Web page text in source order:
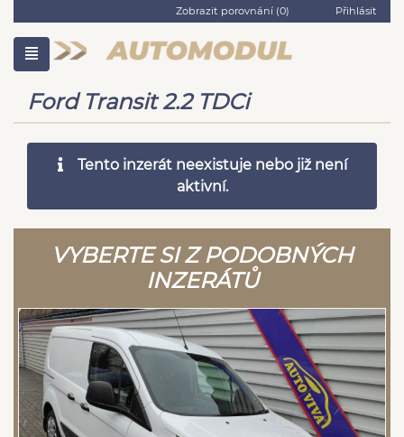
Zobrazit porovnání (0) Přihlásit
Ford Transit 2.2 TDCi
Tento inzerát neexistuje nebo již není
aktivní.
VYBERTE SI Z PODOBNÝCH
INZERÁTŮ